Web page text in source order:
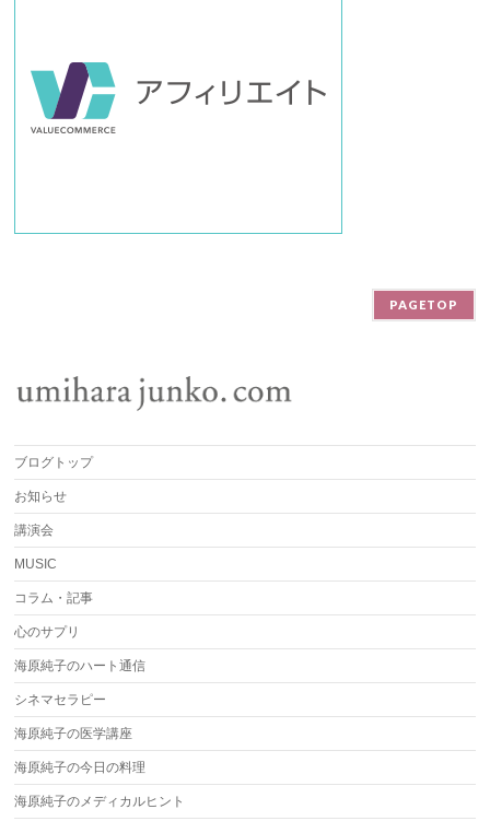
PAGETOP
ブログトップ
お知らせ
講演会
MUSIC
コラム・記事
心のサプリ
海原純子のハート通信
シネマセラピー
海原純子の医学講座
海原純子の今日の料理
海原純子のメディカルヒント